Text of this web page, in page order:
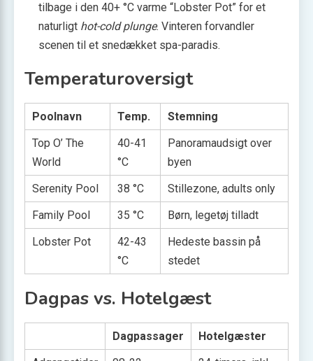
tilbage i den 40+ °C varme “Lobster Pot” for et
naturligt hot-cold plunge. Vinteren forvandler
scenen til et snedækket spa-paradis.
Temperatur­oversigt
Poolnavn Temp.
Stemning
Top O’ The
World
40-41
°C
Panoramaudsigt over
byen
Serenity Pool
38 °C
Stillezone, adults only
Family Pool
35 °C
Børn, legetøj tilladt
Lobster Pot
42-43
°C
Hedeste bassin på
stedet
Dagpas vs. Hotelgæst
Dagpassager
Hotelgæster